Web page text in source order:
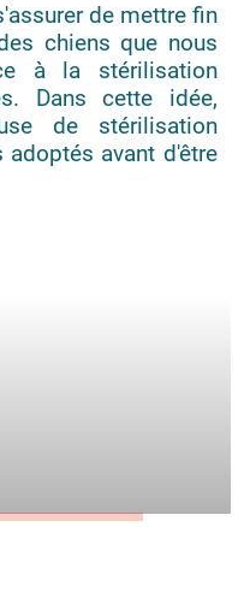
de mettre fin
chiens que nous
à la stérilisation
Dans cette idée,
de stérilisation
avant d'être